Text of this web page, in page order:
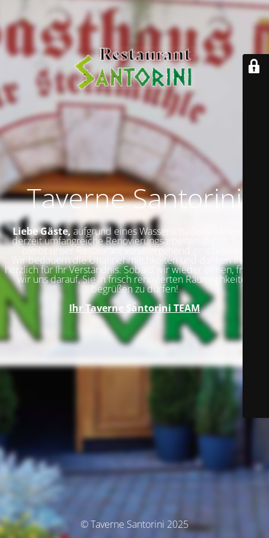
Taverne Santorini
Liebe Gäste,aufgrund eines Wasserschadens führen wir
derzeit umfangreiche Renovierungsarbeiten durch. Daher
bleibt unser Restaurant vorübergehend geschlossen.
Wir bedauern die Unannehmlichkeiten und danken Ihnen
herzlich für Ihr Verständnis. Sobald wir wieder öffnen, freuen
wir uns darauf, Sie in frisch renovierten Räumlichkeiten
begrüßen zu dürfen!
Ihr Taverne Santorini TEAM
© Taverne Santorini 2025